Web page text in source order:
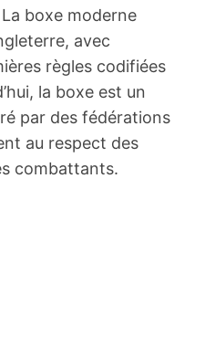
boxe moderne
avec
règles codifiées
la boxe est un
par des fédérations
au respect des
combattants.